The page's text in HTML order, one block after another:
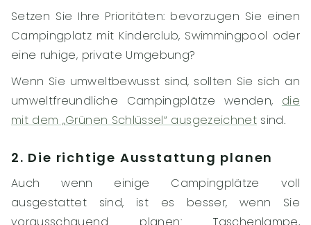
Setzen Sie Ihre Prioritäten: bevorzugen Sie einen
Campingplatz mit Kinderclub, Swimmingpool oder
eine ruhige, private Umgebung?
Wenn Sie umweltbewusst sind, sollten Sie sich an
umweltfreundliche Campingplätze wenden, die
mit dem „Grünen Schlüssel“ ausgezeichnet sind.
2. Die richtige Ausstattung planen
Auch wenn einige Campingplätze voll
ausgestattet sind, ist es besser, wenn Sie
vorausschauend planen: Taschenlampe,